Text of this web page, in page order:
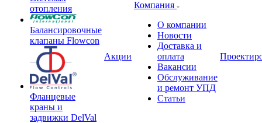
отопления
Балансировочные
клапаны Flowcon
Фланцевые
краны и
задвижки DelVal
Акции
Компания
О компании
Новости
Доставка и
оплата
Вакансии
Обслуживание
и ремонт УПД
Статьи